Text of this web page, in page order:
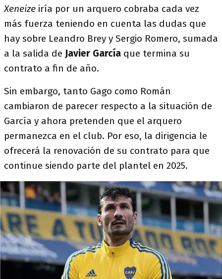
Xeneize iría por un arquero cobraba cada vez
más fuerza teniendo en cuenta las dudas que
hay sobre Leandro Brey y Sergio Romero, sumada
a la salida de Javier García que termina su
contrato a fin de año.
Sin embargo, tanto Gago como Román
cambiaron de parecer respecto a la situación de
García y ahora pretenden que el arquero
permanezca en el club. Por eso, la dirigencia le
ofrecerá la renovación de su contrato para que
continue siendo parte del plantel en 2025.